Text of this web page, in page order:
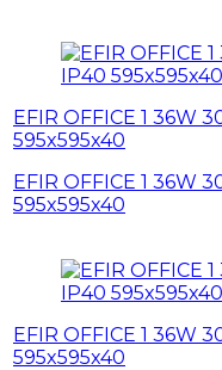
EFIR OFFICE 1 36W
595x595x40
EFIR OFFICE 1 36W
595x595x40
EFIR OFFICE 1 36W
595x595x40